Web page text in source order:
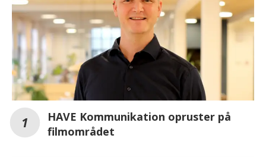
HAVE Kommunikation opruster på
filmområdet